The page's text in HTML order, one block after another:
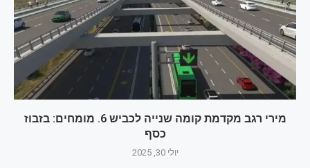
מירי רגב מקדמת קומה שנייה לכביש 6. מומחים: בזבוז
כסף
יולי 30, 2025